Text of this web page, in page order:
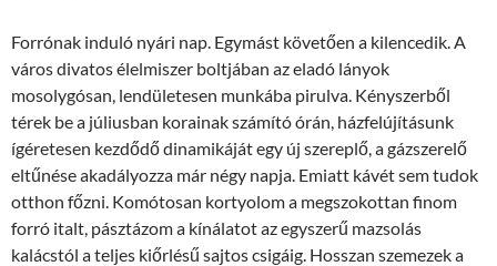
Forrónak induló nyári nap. Egymást követően a kilencedik. A
város divatos élelmiszer boltjában az eladó lányok
mosolygósan, lendületesen munkába pirulva. Kényszerből
térek be a júliusban korainak számító órán, házfelújításunk
ígéretesen kezdődő dinamikáját egy új szereplő, a gázszerelő
eltűnése akadályozza már négy napja. Emiatt kávét sem tudok
otthon főzni. Komótosan kortyolom a megszokottan finom
forró italt, pásztázom a kínálatot az egyszerű mazsolás
kalácstól a teljes kiőrlésű sajtos csigáig. Hosszan szemezek a